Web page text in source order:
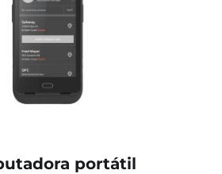
portátil